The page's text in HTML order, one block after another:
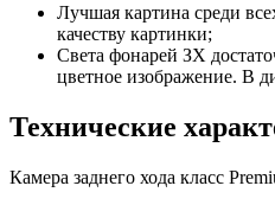
Лучшая картина среди
качеству картинки;
Света фонарей ЗХ
цветное изображение. В
Технические
Камера заднего хода класс